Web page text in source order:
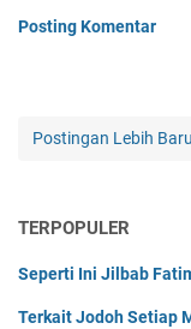
Posting Komentar
Postingan Lebih Baru
TERPOPULER
Seperti Ini Jilbab
Terkait Jodoh Setiap